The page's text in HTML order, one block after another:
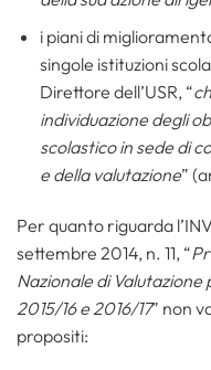
i piani di
singole istituzioni
Direttore dell’USR, “
individuazione degli
scolastico in sede di
e della valutazione”
Per quanto riguarda
settembre 2014, n. 11, “
Nazionale di Valutazione
2015/16 e 2016/17” non
propositi: